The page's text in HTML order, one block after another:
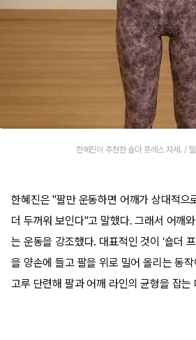
한혜진이 추천한 숄더 프레스 자세. /
한혜진은 "팔만 운동하면 어깨가 상대적으
더 두꺼워 보인다"고 말했다. 그래서 어깨
는 운동을 강조했다. 대표적인 것이 ‘숄더
을 양손에 들고 팔을 위로 밀어 올리는 동
고루 단련해 팔과 어깨 라인의 균형을 잡는